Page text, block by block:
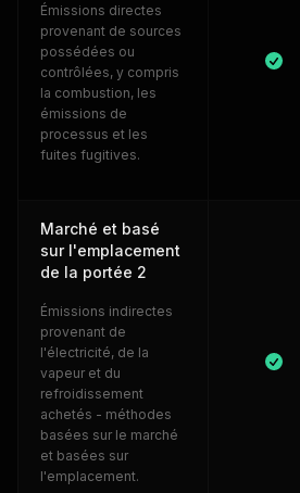
Émissions directes
provenant de sources
possédées ou
contrôlées, y compris
la combustion, les
émissions de
processus et les
fuites fugitives.
Marché et basé
sur l'emplacement
de la portée 2
Émissions indirectes
provenant de
l'électricité, de la
vapeur et du
refroidissement
achetés - méthodes
basées sur le marché
et basées sur
l'emplacement.